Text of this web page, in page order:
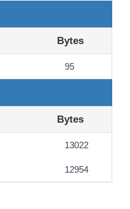
Bytes
95
Bytes
13022
12954